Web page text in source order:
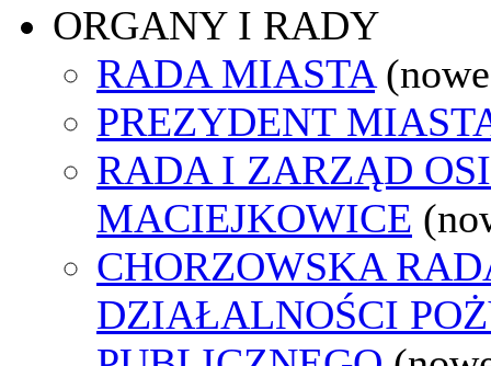
ORGANY I RADY
RADA MIASTA
PREZYDENT
RADA I ZARZĄD
MACIEJKOWICE
CHORZOWSKA
DZIAŁALNOŚCI